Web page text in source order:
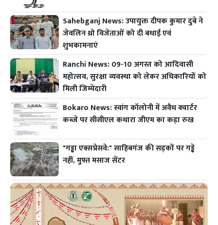
Sahebganj News: उपायुक्त दीपक कुमार दुबे ने
जेवलिन थ्रो विजेताओं को दी बधाई एवं
शुभकामनाएं
Ranchi News: 09-10 अगस्त को आदिवासी
महोत्सव, सुरक्षा व्यवस्था को लेकर अधिकारियों को
मिली जिम्मेदारी
Bokaro News: स्वांग कॉलोनी में अवैध क्वार्टर
कब्जे पर सीसीएल कथारा जीएम का कड़ा रुख
"गड्ढा एक्सप्रेसवे:" साहिबगंज की सड़कों पर गड्ढे
नहीं, मुफ्त मसाज सेंटर